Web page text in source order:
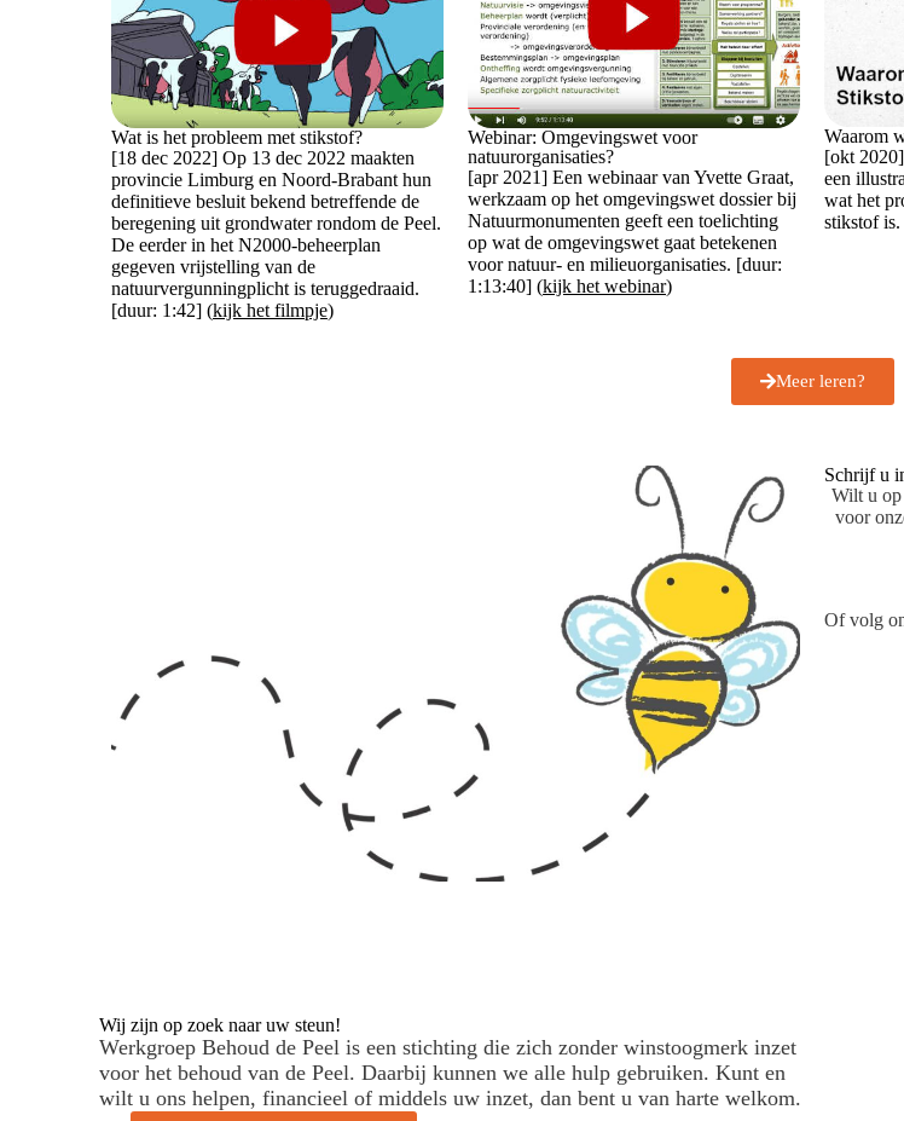
Wat is het probleem met stikstof?
[18 dec 2022] Op 13 dec 2022 maakten
provincie Limburg en Noord-Brabant hun
definitieve besluit bekend betreffende de
beregening uit grondwater rondom de Peel.
De eerder in het N2000-beheerplan
gegeven vrijstelling van de
natuurvergunningplicht is teruggedraaid.
[duur: 1:42] (kijk het filmpje)
Webinar: Omgevingswet voor
natuurorganisaties?
[apr 2021] Een webinaar van Yvette Graat,
werkzaam op het omgevingswet dossier bij
Natuurmonumenten geeft een toelichting
op wat de omgevingswet gaat betekenen
voor natuur- en milieuorganisaties. [duur:
1:13:40] (kijk het webinar)
Waarom
[okt
een
wat het
stikstof
Meer leren?
Schrijf u
Wilt u op
voor
Of volg
Wij zijn op zoek naar uw steun!
Werkgroep Behoud de Peel is een stichting die zich zonder winstoogmerk inzet
voor het behoud van de Peel. Daarbij kunnen we alle hulp gebruiken. Kunt en
wilt u ons helpen, financieel of middels uw inzet, dan bent u van harte welkom.